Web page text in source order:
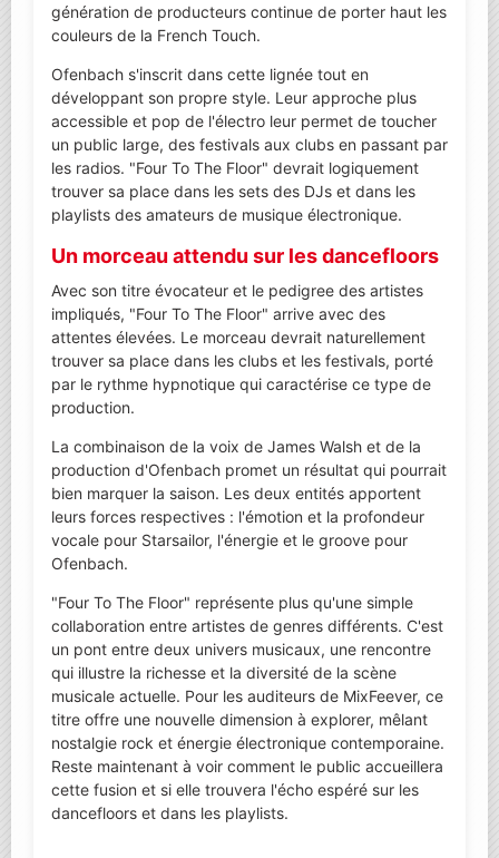
génération de producteurs continue de porter haut les
couleurs de la French Touch.
Ofenbach s'inscrit dans cette lignée tout en
développant son propre style. Leur approche plus
accessible et pop de l'électro leur permet de toucher
un public large, des festivals aux clubs en passant par
les radios. "Four To The Floor" devrait logiquement
trouver sa place dans les sets des DJs et dans les
playlists des amateurs de musique électronique.
Un morceau attendu sur les dancefloors
Avec son titre évocateur et le pedigree des artistes
impliqués, "Four To The Floor" arrive avec des
attentes élevées. Le morceau devrait naturellement
trouver sa place dans les clubs et les festivals, porté
par le rythme hypnotique qui caractérise ce type de
production.
La combinaison de la voix de James Walsh et de la
production d'Ofenbach promet un résultat qui pourrait
bien marquer la saison. Les deux entités apportent
leurs forces respectives : l'émotion et la profondeur
vocale pour Starsailor, l'énergie et le groove pour
Ofenbach.
"Four To The Floor" représente plus qu'une simple
collaboration entre artistes de genres différents. C'est
un pont entre deux univers musicaux, une rencontre
qui illustre la richesse et la diversité de la scène
musicale actuelle. Pour les auditeurs de MixFeever, ce
titre offre une nouvelle dimension à explorer, mêlant
nostalgie rock et énergie électronique contemporaine.
Reste maintenant à voir comment le public accueillera
cette fusion et si elle trouvera l'écho espéré sur les
dancefloors et dans les playlists.